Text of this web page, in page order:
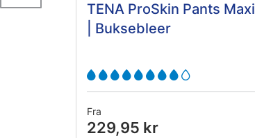
TENA ProSkin Pants Maxi
| Buksebleer
Fra
229,95 kr